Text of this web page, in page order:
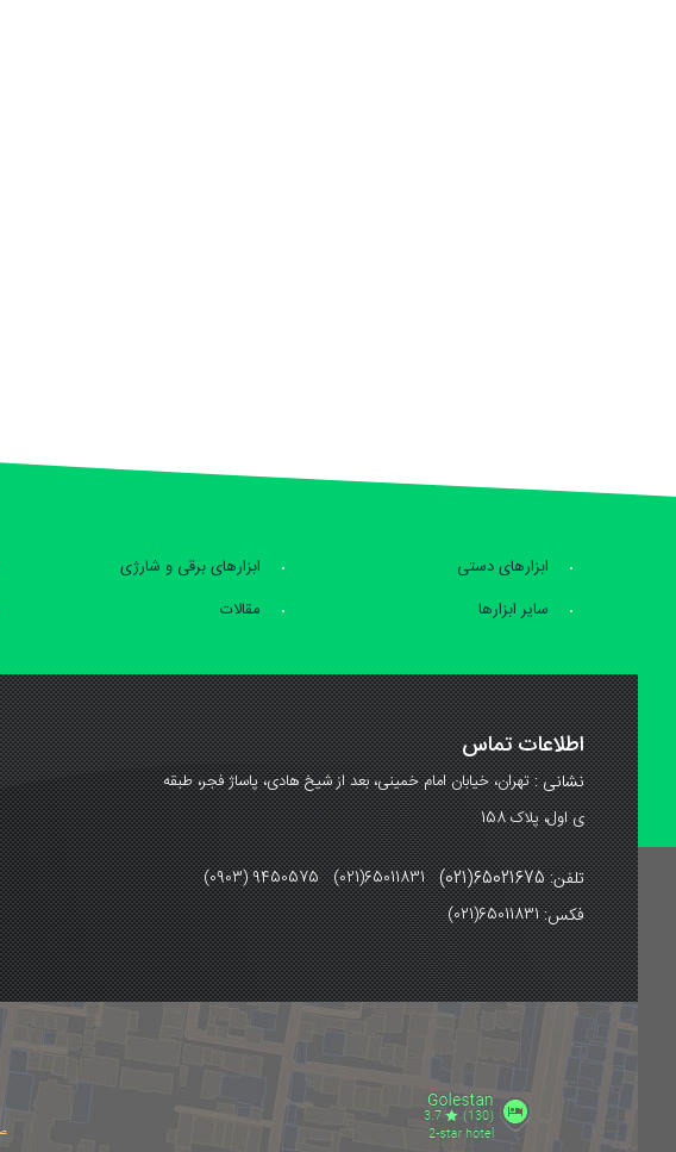
ابزارهای دستی ابزارهای برقی و شارژی
سایر ابزارها
مقالات
اطلاعات تماس
نشانی :تهران، خیابان امام خمینی، بعد از شیخ هادی، پاساژ فجر، طبقه
ی اول، پلاک 158
تلفن: 65021675(021) (0903) 9450575 (021)65011831
فکس:(021)65011831